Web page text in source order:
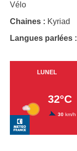
Vélo
Chaines : Kyriad
Langues parlées :